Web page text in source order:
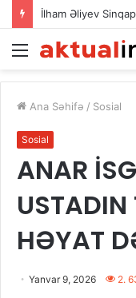
İlham Əliyev
Menu
Ana Səhifə / Sosial
Sosial
ANAR
HƏYAT
Yanvar 9, 2026 2.